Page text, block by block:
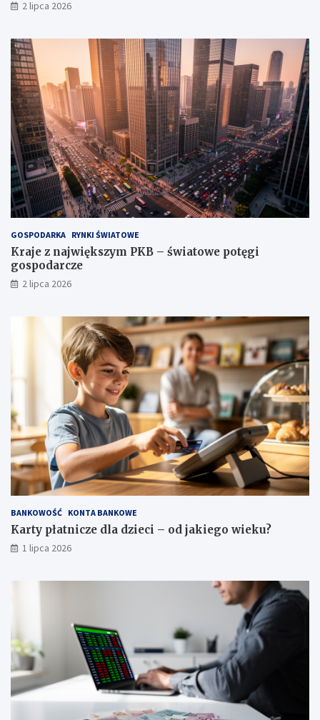
2 lipca 2026
GOSPODARKA RYNKI ŚWIATOWE
Kraje z największym PKB – światowe potęgi
gospodarcze
2 lipca 2026
BANKOWOŚĆ KONTA BANKOWE
Karty płatnicze dla dzieci – od jakiego wieku?
1 lipca 2026